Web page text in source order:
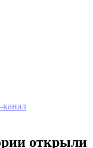
открыли